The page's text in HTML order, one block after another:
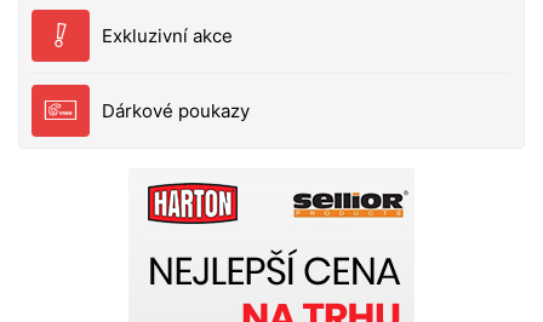
Exkluzivní akce
Dárkové poukazy